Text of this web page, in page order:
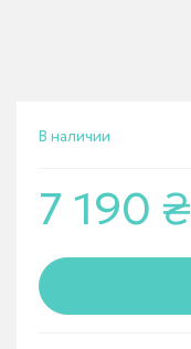
В наличии
7 190 ₴